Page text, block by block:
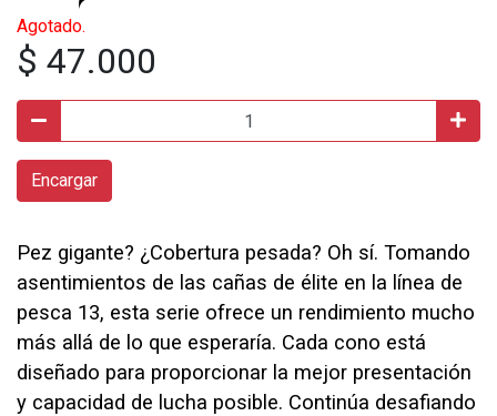
Agotado.
$ 47.000
Encargar
Pez gigante? ¿Cobertura pesada? Oh sí. Tomando
asentimientos de las cañas de élite en la línea de
pesca 13, esta serie ofrece un rendimiento mucho
más allá de lo que esperaría. Cada cono está
diseñado para proporcionar la mejor presentación
y capacidad de lucha posible. Continúa desafiando